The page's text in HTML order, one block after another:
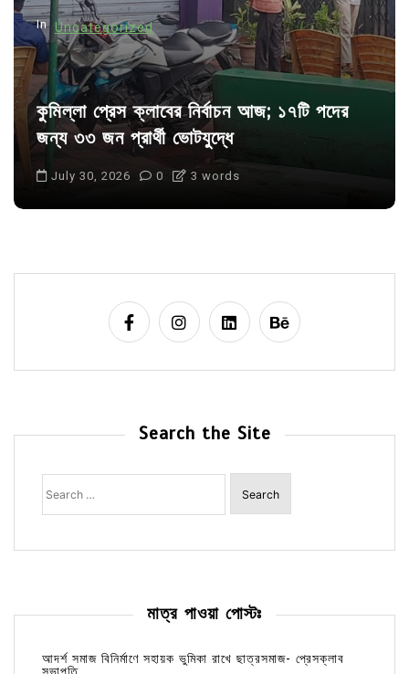
n
In Uncategorized
কুমিল্লা প্রেস ক্লাবের নির্বাচন আজ; ১৭টি পদের
জন্য ৩৩ জন প্রার্থী ভোটযুদ্ধে
July 30, 2026 0 3 words
Search the Site
Search
for:
মাত্র পাওয়া পোস্টঃ
আদর্শ সমাজ বিনির্মাণে সহায়ক ভুমিকা রাখে ছাত্রসমাজ- প্রেসক্লাব